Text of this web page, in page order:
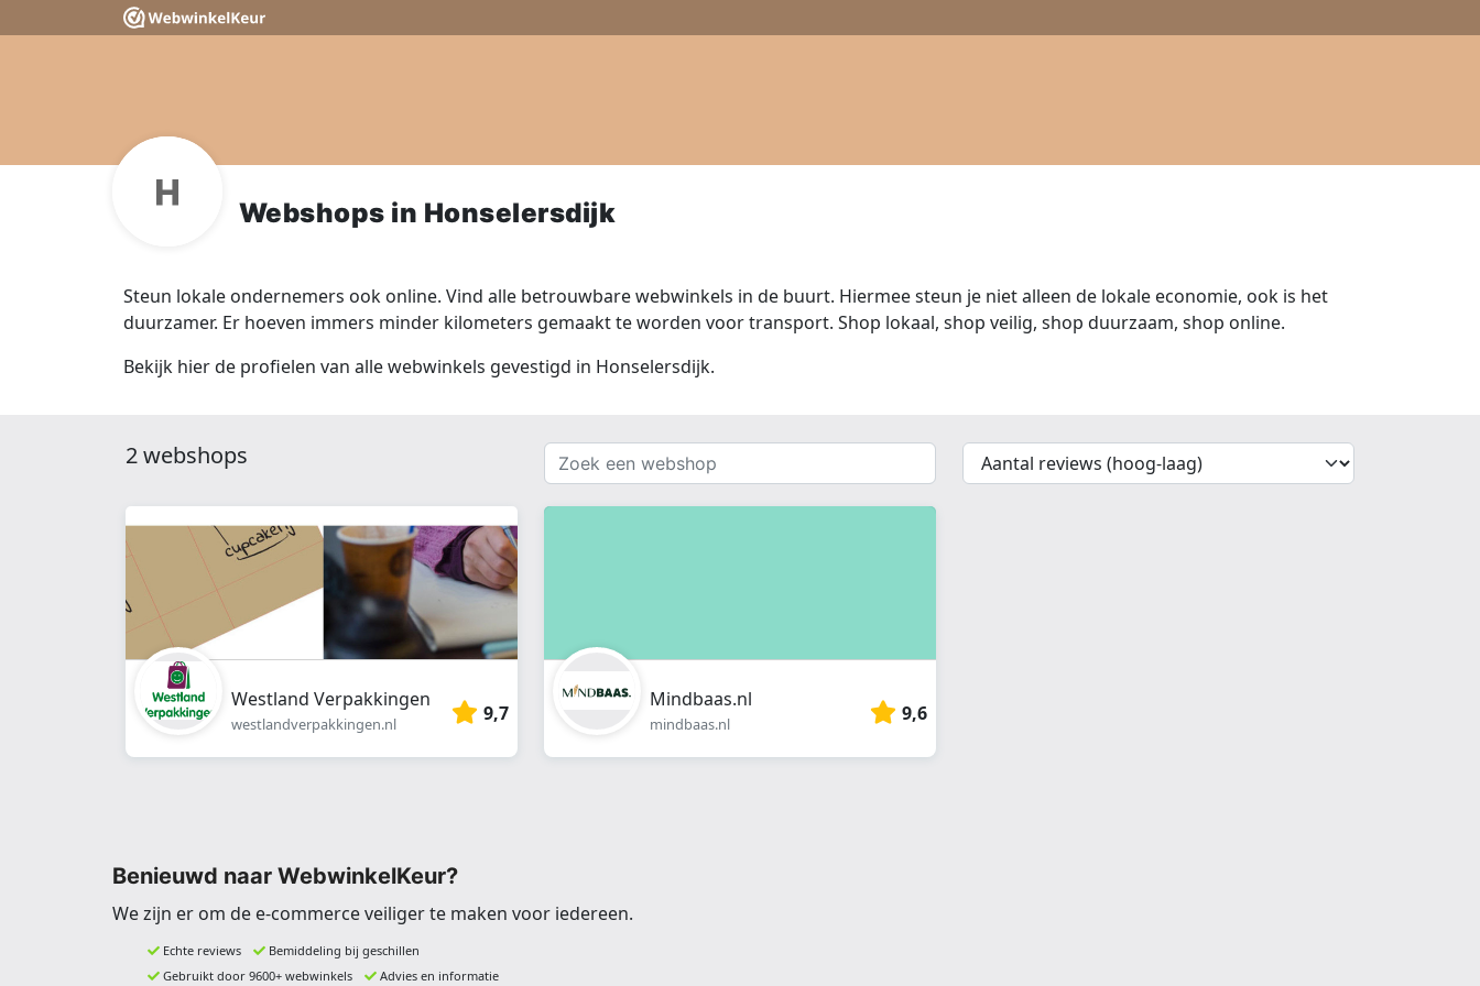
Webshops in Honselersdijk
Steun lokale ondernemers ook online. Vind alle betrouwbare webwinkels in de buurt. Hiermee steun je niet alleen de lokale economie, ook is het
duurzamer. Er hoeven immers minder kilometers gemaakt te worden voor transport. Shop lokaal, shop veilig, shop duurzaam, shop online.
Bekijk hier de profielen van alle webwinkels gevestigd in Honselersdijk.
2 webshops
Zoek
een
webshop
{{
__('Sort')
Westland Verpakkingen
westlandverpakkingen.nl 9,7
Mindbaas.nl
mindbaas.nl 9,6
Benieuwd naar WebwinkelKeur?
We zijn er om de e-commerce veiliger te maken voor iedereen.
Echte reviews
Bemiddeling bij geschillen
Gebruikt door 9600+ webwinkels
Advies en informatie